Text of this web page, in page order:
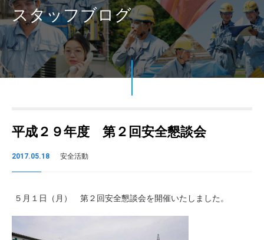
スタッフブログ
平成２９年度 第２回安全懇談会
2017.05.18 安全活動
５月１日（月） 第２回安全懇談会を開催いたしました。